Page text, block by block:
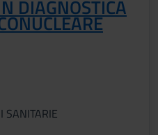
DIAGNOSTICA
SANITARIE